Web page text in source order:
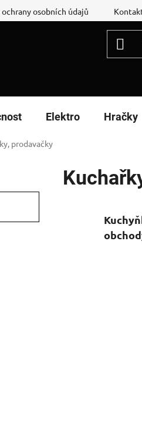
osobních údajů
Elektro Hračky
prodavačky